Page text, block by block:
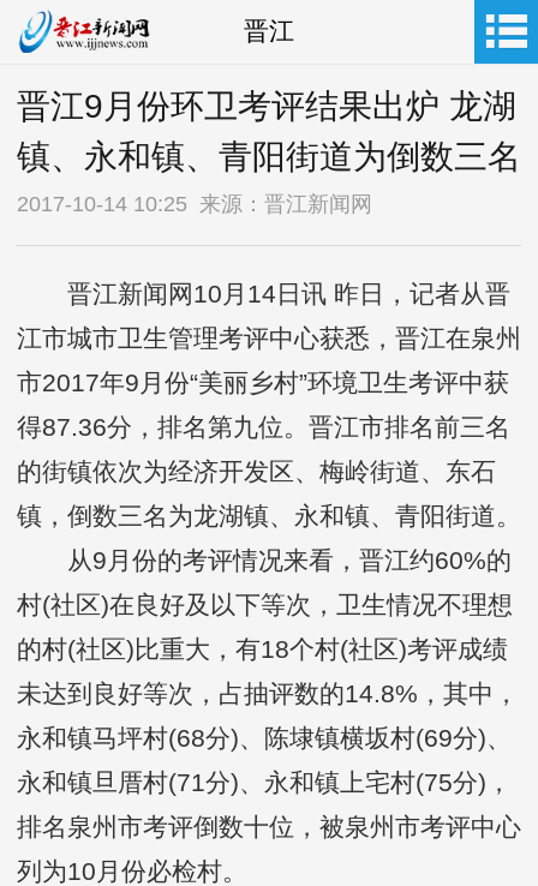
晋江
晋江9月份环卫考评结果出炉 龙湖
镇、永和镇、青阳街道为倒数三名
2017-10-14 10:25 来源：晋江新闻网
晋江新闻网10月14日讯 昨日，记者从晋
江市城市卫生管理考评中心获悉，晋江在泉州
市2017年9月份“美丽乡村”环境卫生考评中获
得87.36分，排名第九位。晋江市排名前三名
的街镇依次为经济开发区、梅岭街道、东石
镇，倒数三名为龙湖镇、永和镇、青阳街道。
从9月份的考评情况来看，晋江约60%的
村(社区)在良好及以下等次，卫生情况不理想
的村(社区)比重大，有18个村(社区)考评成绩
未达到良好等次，占抽评数的14.8%，其中，
永和镇马坪村(68分)、陈埭镇横坂村(69分)、
永和镇旦厝村(71分)、永和镇上宅村(75分)，
排名泉州市考评倒数十位，被泉州市考评中心
列为10月份必检村。